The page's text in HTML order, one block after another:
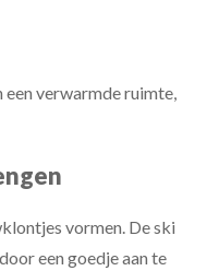
verwarmde ruimte,
vormen. De ski
een goedje aan te